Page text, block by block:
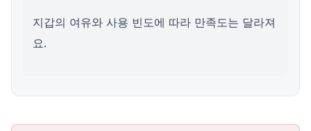
지갑의 여유와 사용 빈도에 따라 만족도는 달라져
요.